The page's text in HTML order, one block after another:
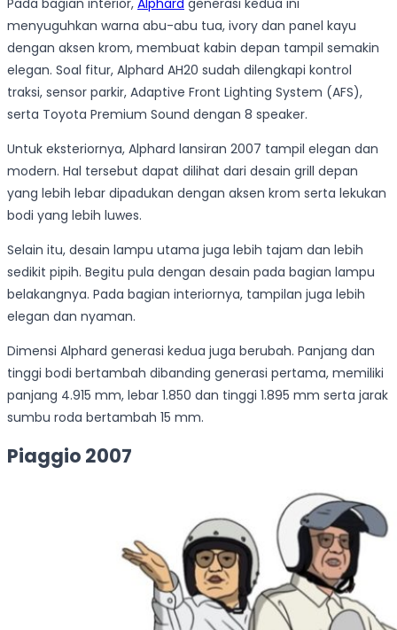
Pada bagian interior, Alphard generasi kedua ini
menyuguhkan warna abu-abu tua, ivory dan panel kayu
dengan aksen krom, membuat kabin depan tampil semakin
elegan. Soal fitur, Alphard AH20 sudah dilengkapi kontrol
traksi, sensor parkir, Adaptive Front Lighting System (AFS),
serta Toyota Premium Sound dengan 8 speaker.
Untuk eksteriornya, Alphard lansiran 2007 tampil elegan dan
modern. Hal tersebut dapat dilihat dari desain grill depan
yang lebih lebar dipadukan dengan aksen krom serta lekukan
bodi yang lebih luwes.
Selain itu, desain lampu utama juga lebih tajam dan lebih
sedikit pipih. Begitu pula dengan desain pada bagian lampu
belakangnya. Pada bagian interiornya, tampilan juga lebih
elegan dan nyaman.
Dimensi Alphard generasi kedua juga berubah. Panjang dan
tinggi bodi bertambah dibanding generasi pertama, memiliki
panjang 4.915 mm, lebar 1.850 dan tinggi 1.895 mm serta jarak
sumbu roda bertambah 15 mm.
Piaggio 2007